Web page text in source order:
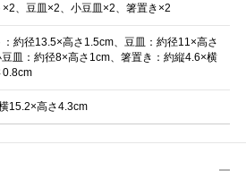
×2、豆皿×2、小豆皿×2、箸置き×2
：約径13.5×高さ1.5cm、豆皿：約径11×高さ
皿：約径8×高さ1cm、箸置き：約縦4.6×横
0.8cm
15.2×高さ4.3cm